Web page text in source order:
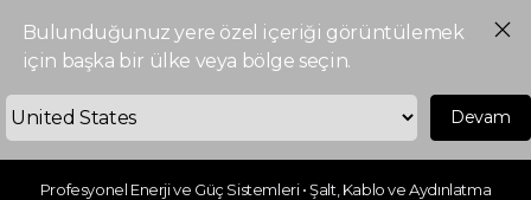
Bulunduğunuz yere özel içeriği görüntülemek
için başka bir ülke veya bölge seçin.
Devam
Profesyonel Enerji ve Güç Sistemleri • Şalt, Kablo ve Aydınlatma